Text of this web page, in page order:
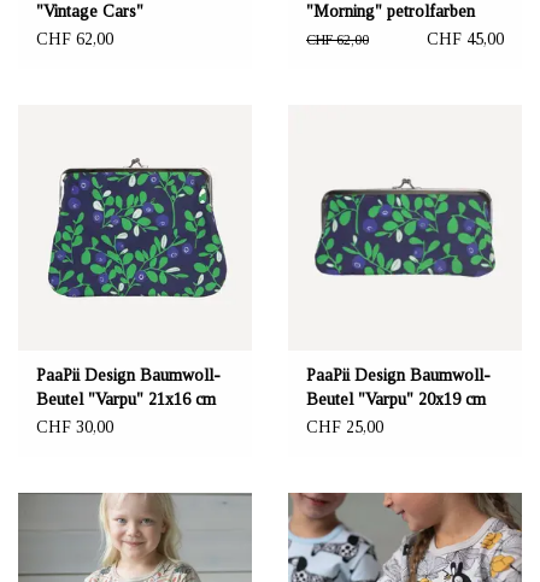
"Vintage Cars"
CHF 62,00
"Morning" petrolfarben
CHF 62,00 CHF 45,00
PaaPii Design Baumwoll-
Beutel "Varpu" 21x16 cm
CHF 30,00
PaaPii Design Baumwoll-
Beutel "Varpu" 20x19 cm
CHF 25,00